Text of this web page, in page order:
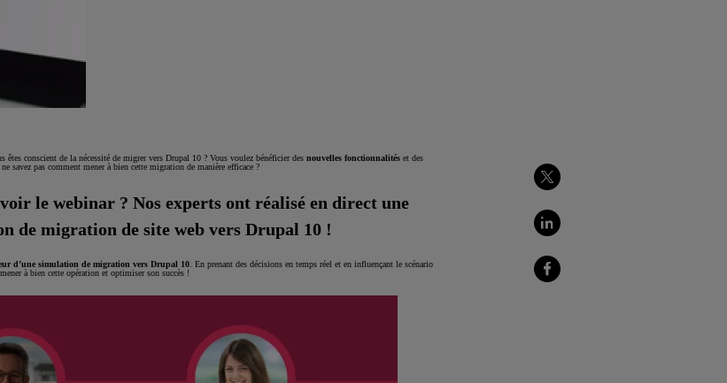
êtes conscient de la nécessité de migrer vers Drupal 10 ? Vous voulez bénéficier des nouvelles fonctionnalités et des
savez pas comment mener à bien cette migration de manière efficace ?
le webinar ? Nos experts ont réalisé en direct une
de migration de site web vers Drupal 10 !
d’une simulation de migration vers Drupal 10 . En prenant des décisions en temps réel et en influençant le scénario
à bien cette opération et optimiser son succès !
Twitter
LinkedIn